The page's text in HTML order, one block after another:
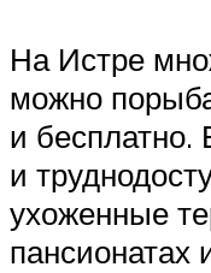
На Истре
можно
и бесплатно.
и
ухоженные
пансионатах